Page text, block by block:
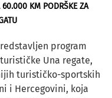
KM PODRŠKE ZA
program
Una regate,
turističko-sportskih
i Hercegovini, koja